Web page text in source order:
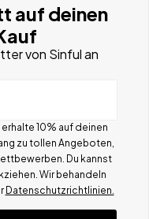
auf deinen
von Sinful an
10% auf deinen
zu tollen Angeboten,
Du kannst
Wir behandeln
Datenschutzrichtlinien.